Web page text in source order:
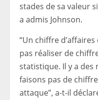
stades de sa valeur
a admis Johnson.
“Un chiffre
pas réaliser de
statistique. Il y a
faisons pas de
attaque”, a-t-il